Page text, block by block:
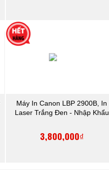
Máy In Canon LBP 2900B, In
Laser Trắng Đen - Nhập Khẩu
3,800,000₫